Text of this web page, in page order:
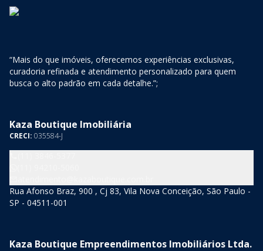
“Mais do que imóveis, oferecemos experiências exclusivas,
curadoria refinada e atendimento personalizado para quem
busca o alto padrão em cada detalhe.”;
Kaza Boutique Imobiliária
CRECI: 035584-J
Rua Afonso Braz, 900 , Cj 83, Vila Nova Conceição, São Paulo -
SP - 04511-001
Kaza Boutique Empreendimentos Imobiliários Ltda.